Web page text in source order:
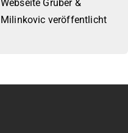
Webseite Gruber &
Milinkovic veröffentlicht